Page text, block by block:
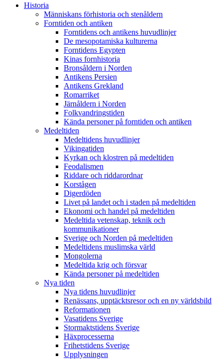
Historia
Människans förhistoria och stenåldern
Forntiden och antiken
Forntidens och antikens huvudlinjer
De mesopotamiska kulturerna
Forntidens Egypten
Kinas fornhistoria
Bronsåldern i Norden
Antikens Persien
Antikens Grekland
Romarriket
Järnåldern i Norden
Folkvandringstiden
Kända personer på forntiden och antiken
Medeltiden
Medeltidens huvudlinjer
Vikingatiden
Kyrkan och klostren på medeltiden
Feodalismen
Riddare och riddarordnar
Korstågen
Digerdöden
Livet på landet och i staden på medeltiden
Ekonomi och handel på medeltiden
Medeltida vetenskap, teknik och
kommunikationer
Sverige och Norden på medeltiden
Medeltidens muslimska värld
Mongolerna
Medeltida krig och försvar
Kända personer på medeltiden
Nya tiden
Nya tidens huvudlinjer
Renässans, upptäcktsresor och en ny världsbild
Reformationen
Vasatidens Sverige
Stormaktstidens Sverige
Häxprocesserna
Frihetstidens Sverige
Upplysningen